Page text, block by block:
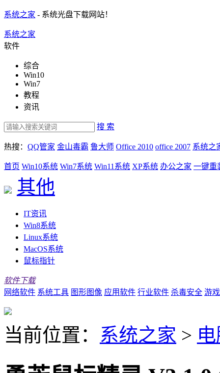
系统之家 - 系统光盘下载网站！
系统之家
软件
综合
Win10
Win7
教程
资讯
搜 索
热搜： QQ管家 金山毒霸 鲁大师 Office 2010 office 2007 系统之
首页 Win10系统 Win7系统 Win11系统 XP系统 办公之家 一键重
其他
IT资讯
Win8系统
Linux系统
MacOS系统
鼠标指针
软件下载
网络软件 系统工具 图形图像 应用软件 行业软件 杀毒安全 游
当前位置： 系统之家 >